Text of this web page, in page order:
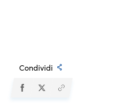
Condividi